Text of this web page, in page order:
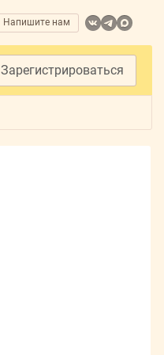
Напишите нам
Зарегистрироваться